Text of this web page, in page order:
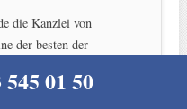
die Kanzlei von
der besten der
01 50